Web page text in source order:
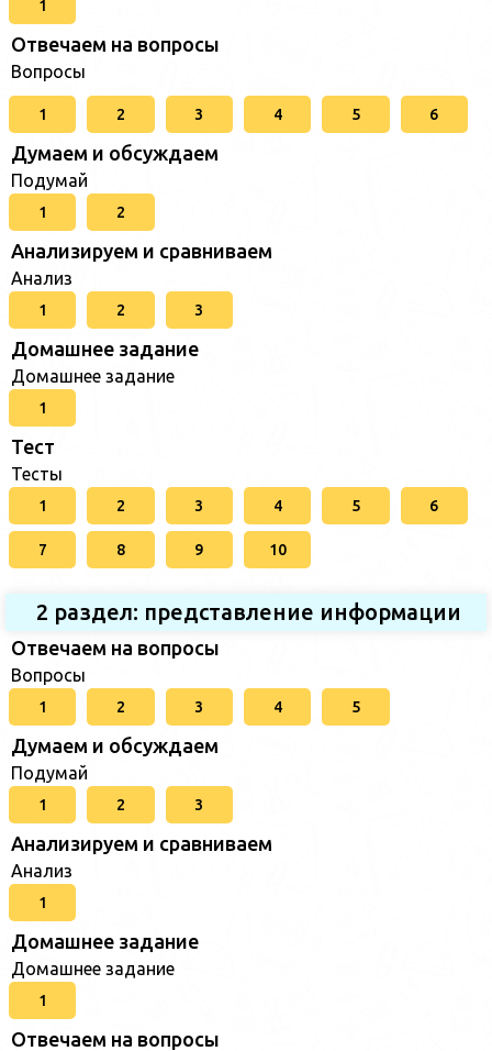
1
Отвечаем на вопросы
Вопросы
1 2 3 4 5 6
Думаем и обсуждаем
Подумай
1 2
Анализируем и сравниваем
Анализ
1 2 3
Домашнее задание
Домашнее задание
1
Тест
Тесты
1 2 3 4 5 6
7 8 9 10
2 раздел: представление информации
Отвечаем на вопросы
Вопросы
1 2 3 4 5
Думаем и обсуждаем
Подумай
1 2 3
Анализируем и сравниваем
Анализ
1
Домашнее задание
Домашнее задание
1
Отвечаем на вопросы